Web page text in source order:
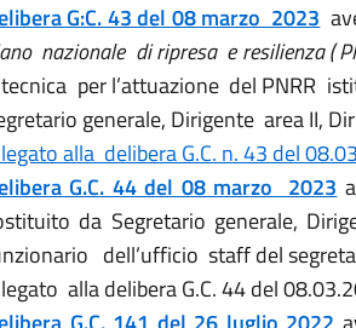
G:C. 43 del 08 marzo 2023
nazionale di ripresa e resilienza (
per l’attuazione del PNRR
generale, Dirigente area II,
alla delibera G.C. n. 43 del
G.C. 44 del 08 marzo 2023
da Segretario generale,
dell’ufficio staff del
alla delibera G.C. 44 del